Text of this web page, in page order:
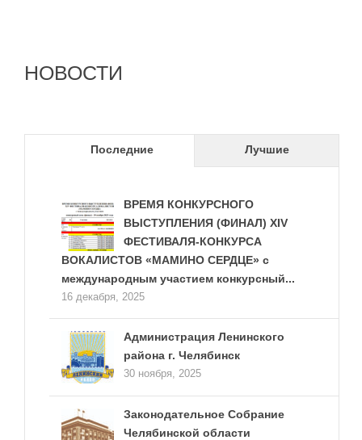
НОВОСТИ
Последние Лучшие
ВРЕМЯ КОНКУРСНОГО
ВЫСТУПЛЕНИЯ (ФИНАЛ) XIV
ФЕСТИВАЛЯ-КОНКУРСА
ВОКАЛИСТОВ «МАМИНО СЕРДЦЕ» с
международным участием конкурсный...
16 декабря, 2025
Администрация Ленинского
района г. Челябинск
30 ноября, 2025
Законодательное Собрание
Челябинской области